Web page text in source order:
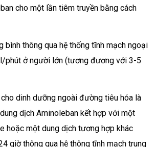
cho một lần tiêm truyền bằng cách
bình thông qua hệ thống tĩnh mạch ngoại
phút ở người lớn (tương đương với 3-5
dinh dưỡng ngoài đường tiêu hóa là
dịch Aminoleban kết hợp với một
hoặc một dung dịch tương hợp khác
giờ thông qua hệ thông tĩnh mạch trung